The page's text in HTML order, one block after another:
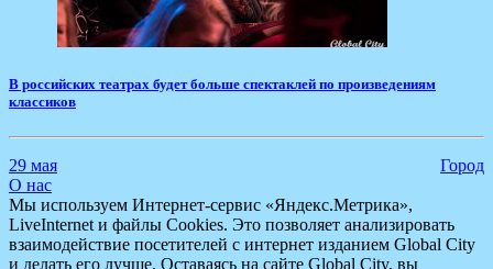
​В российских театрах будет больше спектаклей по произведениям
классиков
29 мая
Город
О нас
Мы используем Интернет-сервис «Яндекс.Метрика»,
LiveInternet и файлы Cookies. Это позволяет анализировать
взаимодействие посетителей с интернет изданием Global City
и делать его лучше. Оставаясь на сайте Global City, вы